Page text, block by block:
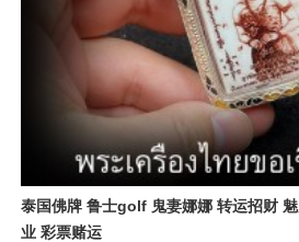
泰国佛牌 鲁士golf 鬼妻娜娜 转运招财
业 彩票赌运